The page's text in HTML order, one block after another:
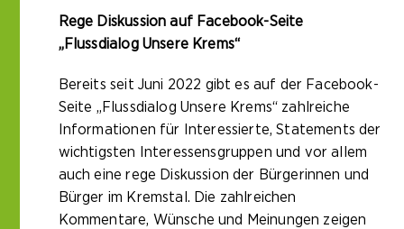
Rege Diskussion auf Facebook-Seite
„Flussdialog Unsere Krems“
Bereits seit Juni 2022 gibt es auf der Facebook-
Seite „Flussdialog Unsere Krems“ zahlreiche
Informationen für Interessierte, Statements der
wichtigsten Interessensgruppen und vor allem
auch eine rege Diskussion der Bürgerinnen und
Bürger im Kremstal. Die zahlreichen
Kommentare, Wünsche und Meinungen zeigen